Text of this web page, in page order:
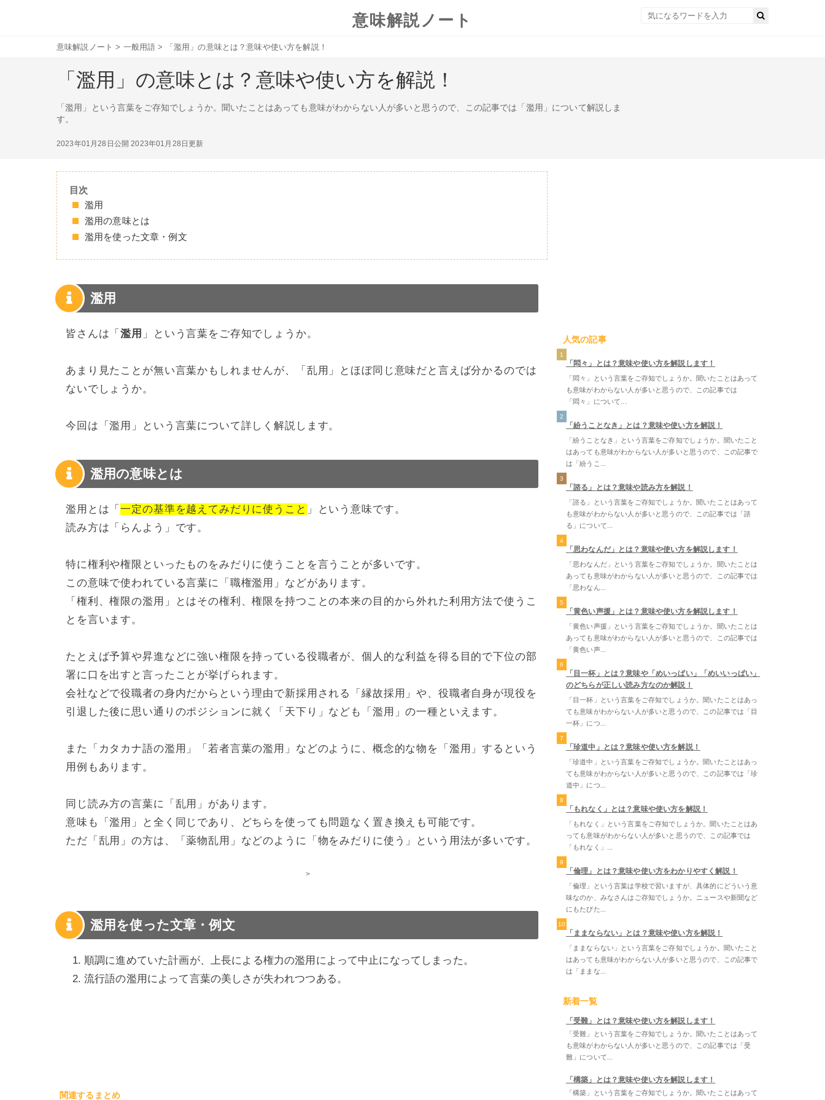
意味解説ノート
意味解説ノート > 一般用語 > 「濫用」の意味とは？意味や使い方を解説！
「濫用」の意味とは？意味や使い方を解説！
「濫用」という言葉をご存知でしょうか。聞いたことはあっても意味がわからない人が多いと思うので、この記事では「濫用」について解説しま
す。
2023年01月28日公開 2023年01月28日更新
目次
濫用
濫用の意味とは
濫用を使った文章・例文
濫用
皆さんは「濫用 」という言葉をご存知でしょうか。
あまり見たことが無い言葉かもしれませんが、「乱用」とほぼ同じ意味だと言えば分かるのでは
ないでしょうか。
今回は「濫用」という言葉について詳しく解説します。
濫用の意味とは
濫用とは「一定の基準を越えてみだりに使うこと 」という意味です。
読み方は「らんよう」です。
特に権利や権限といったものをみだりに使うことを言うことが多いです。
この意味で使われている言葉に「職権濫用」などがあります。
「権利、権限の濫用」とはその権利、権限を持つことの本来の目的から外れた利用方法で使うこ
とを言います。
たとえば予算や昇進などに強い権限を持っている役職者が、個人的な利益を得る目的で下位の部
署に口を出すと言ったことが挙げられます。
会社などで役職者の身内だからという理由で新採用される「縁故採用」や、役職者自身が現役を
引退した後に思い通りのポジションに就く「天下り」なども「濫用」の一種といえます。
また「カタカナ語の濫用」「若者言葉の濫用」などのように、概念的な物を「濫用」するという
用例もあります。
同じ読み方の言葉に「乱用」があります。
意味も「濫用」と全く同じであり、どちらを使っても問題なく置き換えも可能です。
ただ「乱用」の方は、「薬物乱用」などのように「物をみだりに使う」という用法が多いです。
>
濫用を使った文章・例文
順調に進めていた計画が、上長による権力の濫用によって中止になってしまった。
流行語の濫用によって言葉の美しさが失われつつある。
関連するまとめ
人気の記事
1
「悶々」とは？意味や使い方を解説します！
「悶々」という言葉をご存知でしょうか。聞いたことはあって
も意味がわからない人が多いと思うので、この記事では
「悶々」について...
2
「紛うことなき」とは？意味や使い方を解説！
「紛うことなき」という言葉をご存知でしょうか。聞いたこと
はあっても意味がわからない人が多いと思うので、この記事で
は「紛うこ...
3
「諮る」とは？意味や読み方を解説！
「諮る」という言葉をご存知でしょうか。聞いたことはあって
も意味がわからない人が多いと思うので、この記事では「諮
る」について...
4
「思わなんだ」とは？意味や使い方を解説します！
「思わなんだ」という言葉をご存知でしょうか。聞いたことは
あっても意味がわからない人が多いと思うので、この記事では
「思わなん...
5
「黄色い声援」とは？意味や使い方を解説します！
「黄色い声援」という言葉をご存知でしょうか。聞いたことは
あっても意味がわからない人が多いと思うので、この記事では
「黄色い声...
6
「目一杯」とは？意味や「めいっぱい」「めいいっぱい」
のどちらが正しい読み方なのか解説！
「目一杯」という言葉をご存知でしょうか。聞いたことはあっ
ても意味がわからない人が多いと思うので、この記事では「目
一杯」につ...
7
「珍道中」とは？意味や使い方を解説！
「珍道中」という言葉をご存知でしょうか。聞いたことはあっ
ても意味がわからない人が多いと思うので、この記事では「珍
道中」につ...
8
「もれなく」とは？意味や使い方を解説！
「もれなく」という言葉をご存知でしょうか。聞いたことはあ
っても意味がわからない人が多いと思うので、この記事では
「もれなく」...
9
「倫理」とは？意味や使い方をわかりやすく解説！
「倫理」という言葉は学校で習いますが、具体的にどういう意
味なのか、みなさんはご存知でしょうか。ニュースや新聞など
にもたびた...
10
「ままならない」とは？意味や使い方を解説！
「ままならない」という言葉をご存知でしょうか。聞いたこと
はあっても意味がわからない人が多いと思うので、この記事で
は「ままな...
新着一覧
「受難」とは？意味や使い方を解説します！
「受難」という言葉をご存知でしょうか。聞いたことはあって
も意味がわからない人が多いと思うので、この記事では「受
難」について...
「構築」とは？意味や使い方を解説します！
「構築」という言葉をご存知でしょうか。聞いたことはあって